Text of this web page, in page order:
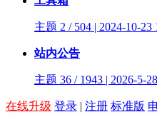
主题 2 / 504 | 2024-10-23
站内公告
主题 36 / 1943 | 2026-5-
在线升级 登录 | 注册 标准版